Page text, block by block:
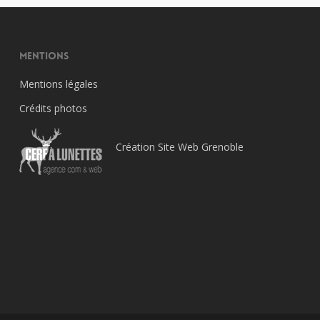
Mentions
Mentions légales
Crédits photos
Création Site Web Grenoble